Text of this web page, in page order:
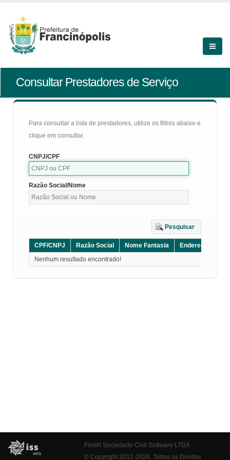
Consultar Prestadores de Serviço
Para consultar a lista de prestadores, utilize os filtros abaixo e
clique em consultar.
CNPJ/CPF
Razão Social/Nome
Pesquisar
CPF/CNPJ Razão Social Nome Fantasia Endereço
Nenhum resultado encontrado!
Fiorilli Sociedade Civil Software LTDA
© Copyright 2012-2026. Todos os Direitos